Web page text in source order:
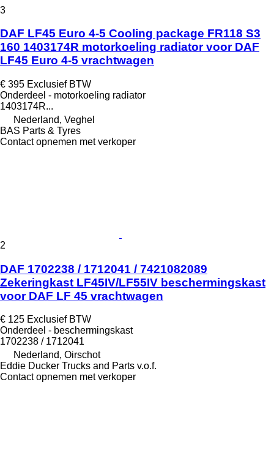
3
DAF LF45 Euro 4-5 Cooling package FR118 S3
160 1403174R motorkoeling radiator voor DAF
LF45 Euro 4-5 vrachtwagen
€ 395 Exclusief BTW
Onderdeel - motorkoeling radiator
1403174R...
Nederland, Veghel
BAS Parts & Tyres
Contact opnemen met verkoper
2
DAF 1702238 / 1712041 / 7421082089
Zekeringkast LF45IV/LF55IV beschermingskast
voor DAF LF 45 vrachtwagen
€ 125 Exclusief BTW
Onderdeel - beschermingskast
1702238 / 1712041
Nederland, Oirschot
Eddie Ducker Trucks and Parts v.o.f.
Contact opnemen met verkoper